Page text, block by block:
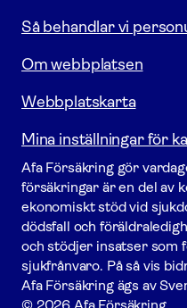
Så behandlar vi
Om webbplatsen
Webbplatskarta
Mina inställningar för
Afa För­säkring gör
försäk­ringar är en del av
ekonomiskt stöd vid
dödsfall och
och stödjer insatser som
sjukfrånvaro. På så vis
Afa För­säkring ägs av